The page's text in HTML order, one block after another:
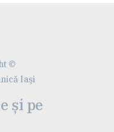
©
Iaşi
și pe